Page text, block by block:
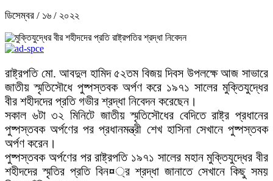
ডিসেম্বর / ১৬ / ২০২২
রাষ্ট্রপতি মো. আবদুল হামিদ ৫২তম বিজয় দিবস উপলক্ষে আজ সাভারে
জাতীয় স্মৃতিসৌধে পুষ্পস্তবক অর্পণ করে ১৯৭১ সালের মুক্তিযুদ্ধের
বীর শহীদদের প্রতি গভীর শ্রদ্ধা নিবেদন করেছেন।
সকাল ৬টা ৩২ মিনিটে জাতীয় স্মৃতিসৌধের বেদিতে রাষ্ট্র প্রধানের
পুষ্পস্তবক অর্পণের পর প্রধানমন্ত্রী শেখ হাসিনা সেখানে পুষ্পস্তবক
অর্পণ করেন।
পুষ্পস্তবক অর্পণের পর রাষ্ট্রপতি ১৯৭১ সালের মহান মুক্তিযুদ্ধের বীর
শহীদদের স্মৃতির প্রতি বিন¤্র শ্রদ্ধা জানাতে সেখানে কিছু সময়